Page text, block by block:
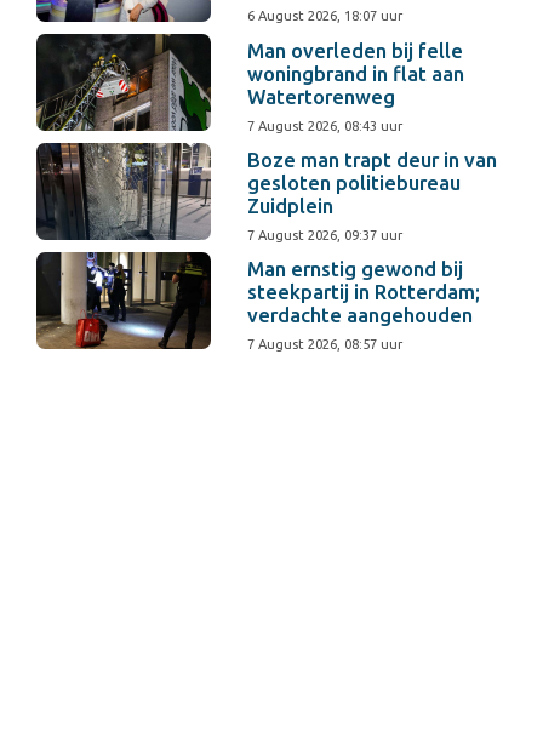
6 August 2026, 18:07 uur
Man overleden bij felle
woningbrand in flat aan
Watertorenweg
7 August 2026, 08:43 uur
Boze man trapt deur in van
gesloten politiebureau
Zuidplein
7 August 2026, 09:37 uur
Man ernstig gewond bij
steekpartij in Rotterdam;
verdachte aangehouden
7 August 2026, 08:57 uur